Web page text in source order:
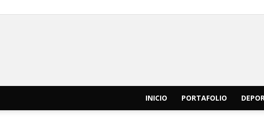
INICIO PORTAFOLIO